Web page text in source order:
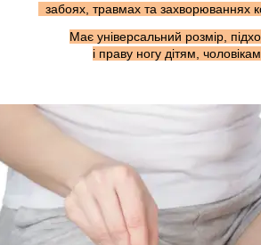
забоях, травмах та захворюваннях
Має універсальний розмір,
і праву ногу дітям,